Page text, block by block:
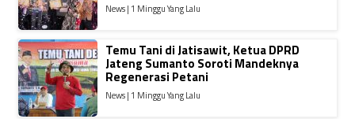
News | 1 Minggu Yang Lalu
Temu Tani di Jatisawit, Ketua DPRD
Jateng Sumanto Soroti Mandeknya
Regenerasi Petani
News | 1 Minggu Yang Lalu